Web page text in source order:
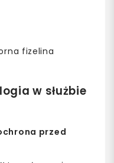
fizelina
w służbie
przed